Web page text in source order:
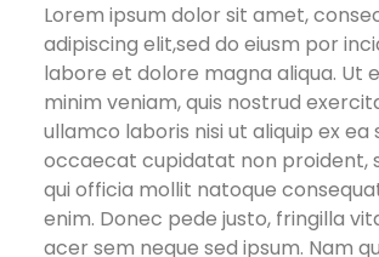
Lorem ipsum dolor sit amet,
adipiscing elit,sed do eiusm por
labore et dolore magna aliqua. Ut
minim veniam, quis nostrud
ullamco laboris nisi ut aliquip ex ea
occaecat cupidatat non proident,
qui officia mollit natoque
enim. Donec pede justo, fringilla
acer sem neque sed ipsum. Nam